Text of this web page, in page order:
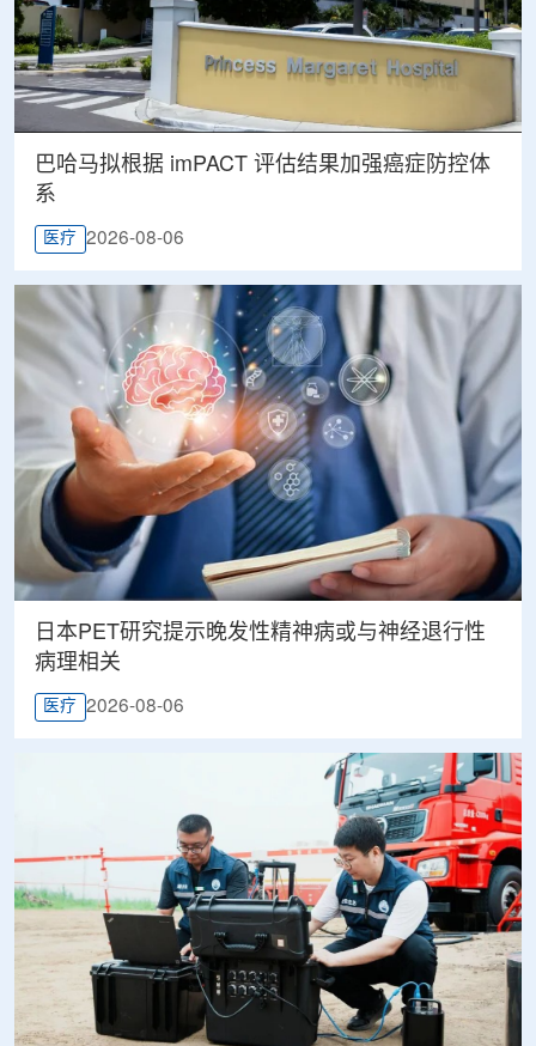
巴哈马拟根据 imPACT 评估结果加强癌症防控体
系
医疗 2026-08-06
日本PET研究提示晚发性精神病或与神经退行性
病理相关
医疗 2026-08-06